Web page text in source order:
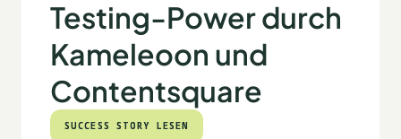
Testing-Power durch
Kameleoon und
Contentsquare
SUCCESS STORY LESEN
SUCCESS STORY LESEN